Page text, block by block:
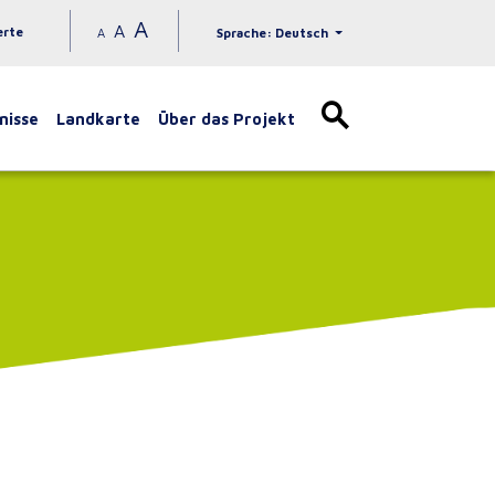
A A A Sprache: Deutsch
Landkarte Über das Projekt